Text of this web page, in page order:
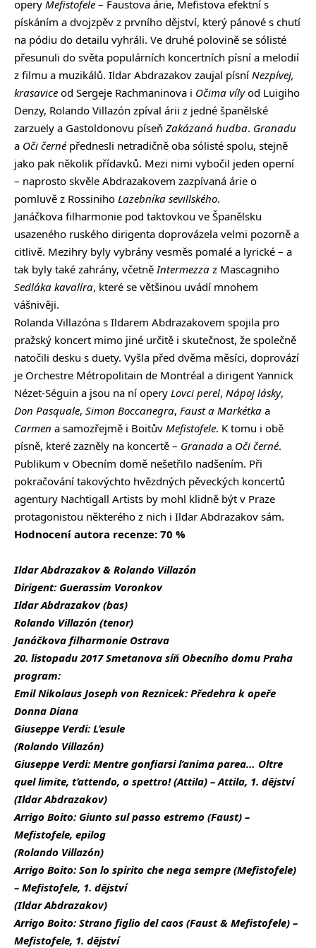
opery Mefistofele – Faustova árie, Mefistova efektní s
pískáním a dvojzpěv z prvního dějství, který pánové s chutí
na pódiu do detailu vyhráli. Ve druhé polovině se sólisté
přesunuli do světa populárních koncertních písní a melodií
z filmu a muzikálů. Ildar Abdrazakov zaujal písní Nezpívej,
krasavice od Sergeje Rachmaninova i Očima vílyod Luigiho
Denzy, Rolando Villazón zpíval árii z jedné španělské
zarzuely a Gastoldonovu píseň Zakázaná hudba. Granadu
a Oči černépřednesli netradičně oba sólisté spolu, stejně
jako pak několik přídavků. Mezi nimi vybočil jeden operní
– naprosto skvěle Abdrazakovem zazpívaná árie o
pomluvě z Rossiniho Lazebníka sevillského.
Janáčkova filharmonie pod taktovkou ve Španělsku
usazeného ruského dirigenta doprovázela velmi pozorně a
citlivě. Mezihry byly vybrány vesměs pomalé a lyrické – a
tak byly také zahrány, včetně Intermezza z Mascagniho
Sedláka kavalíra, které se většinou uvádí mnohem
vášnivěji.
Rolanda Villazóna s Ildarem Abdrazakovem spojila pro
pražský koncert mimo jiné určitě i skutečnost, že společně
natočili desku s duety. Vyšla před dvěma měsíci, doprovází
je Orchestre Métropolitain de Montréal a dirigent Yannick
Nézet-Séguin a jsou na ní opery Lovci perel, Nápoj lásky,
Don Pasquale, Simon Boccanegra, Faust a Markétka a
Carmen a samozřejmě i Boitův Mefistofele. K tomu i obě
písně, které zazněly na koncertě – Granada a Oči černé.
Publikum v Obecním domě nešetřilo nadšením. Při
pokračování takovýchto hvězdných pěveckých koncertů
agentury Nachtigall Artists by mohl klidně být v Praze
protagonistou některého z nich i Ildar Abdrazakov sám.
Hodnocení autora recenze: 70 %
Ildar Abdrazakov & Rolando Villazón
Dirigent: Guerassim Voronkov
Ildar Abdrazakov (bas)
Rolando Villazón (tenor)
Janáčkova filharmonie Ostrava
20. listopadu 2017 Smetanova síň Obecního domu Praha
program:
Emil Nikolaus Joseph von Reznicek: Předehra k opeře
Donna Diana
Giuseppe Verdi: L’esule
(Rolando Villazón)
Giuseppe Verdi: Mentre gonfiarsi l’anima parea… Oltre
quel limite, t’attendo, o spettro! (Attila) – Attila, 1. dějství
(Ildar Abdrazakov)
Arrigo Boito: Giunto sul passo estremo (Faust) –
Mefistofele, epilog
(Rolando Villazón)
Arrigo Boito: Son lo spirito che nega sempre (Mefistofele)
– Mefistofele, 1. dějství
(Ildar Abdrazakov)
Arrigo Boito: Strano figlio del caos (Faust & Mefistofele) –
Mefistofele, 1. dějství